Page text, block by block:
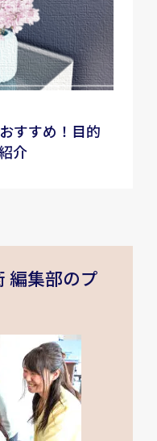
すすめ！目的
介
編集部のプ